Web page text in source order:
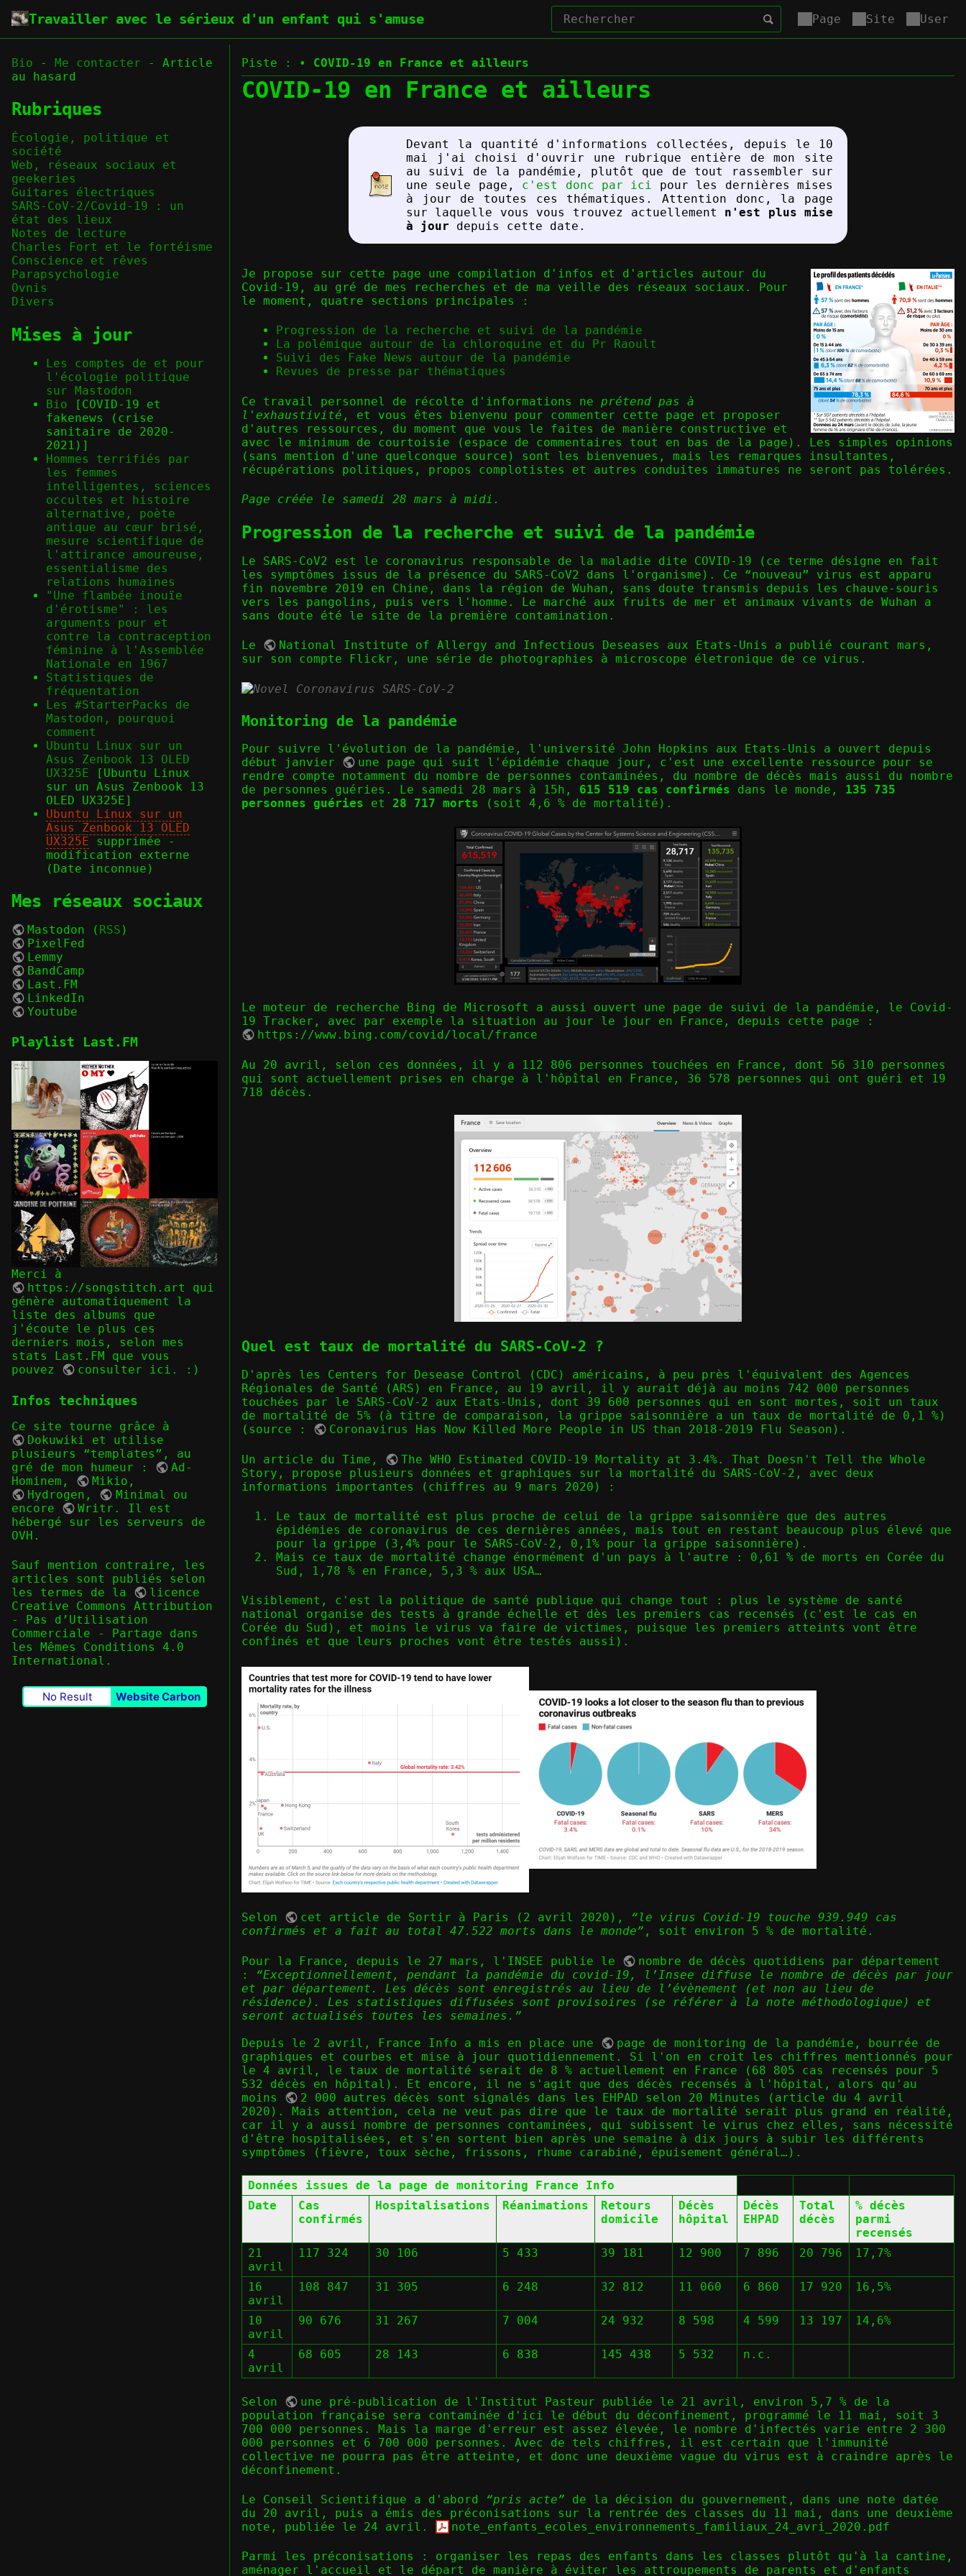
Travailler avec le sérieux d'un enfant qui s'amuse Page Site User
Bio - Me contacter - Article
au hasard
Rubriques
Écologie, politique et
société
Web, réseaux sociaux et
geekeries
Guitares électriques
SARS-CoV-2/Covid-19 : un
état des lieux
Notes de lecture
Charles Fort et le fortéisme
Conscience et rêves
Parapsychologie
Ovnis
Divers
Mises à jour
Les comptes de et pour
l'écologie politique
sur Mastodon
Bio [COVID-19 et
fakenews (crise
sanitaire de 2020-
2021)]
Hommes terrifiés par
les femmes
intelligentes, sciences
occultes et histoire
alternative, poète
antique au cœur brisé,
mesure scientifique de
l'attirance amoureuse,
essentialisme des
relations humaines
"Une flambée inouïe
d'érotisme" : les
arguments pour et
contre la contraception
féminine à l'Assemblée
Nationale en 1967
Statistiques de
fréquentation
Les #StarterPacks de
Mastodon, pourquoi
comment
Ubuntu Linux sur un
Asus Zenbook 13 OLED
UX325E [Ubuntu Linux
sur un Asus Zenbook 13
OLED UX325E]
Ubuntu Linux sur un
Asus Zenbook 13 OLED
UX325E supprimée -
modification externe
(Date inconnue)
Mes réseaux sociaux
Mastodon ( RSS )
PixelFed
Lemmy
BandCamp
Last.FM
LinkedIn
Youtube
Playlist Last.FM
Merci à
https://songstitch.art
qui
génère automatiquement la
liste des albums que
j'écoute le plus ces
derniers mois, selon mes
stats Last.FM que vous
pouvez
consulter ici . :)
Infos techniques
Ce site tourne grâce à
Dokuwiki
et utilise
plusieurs “templates”, au
gré de mon humeur :
Ad-
Hominem , Mikio ,
Hydrogen , Minimal
ou
encore
Writr . Il est
hébergé sur les serveurs de
OVH.
Sauf mention contraire, les
articles sont publiés selon
les termes de la
licence
Creative Commons Attribution
- Pas d’Utilisation
Commerciale - Partage dans
les Mêmes Conditions 4.0
International .
No Result Website Carbon
Piste : • COVID-19 en France et ailleurs
COVID-19 en France et ailleurs
Devant la quantité d'informations collectées, depuis le 10
mai j'ai choisi d'ouvrir une rubrique entière de mon site
au suivi de la pandémie, plutôt que de tout rassembler sur
une seule page, c'est donc par ici pour les dernières mises
à jour de toutes ces thématiques. Attention donc, la page
sur laquelle vous vous trouvez actuellement n'est plus mise
à jour depuis cette date.
Je propose sur cette page une compilation d'infos et d'articles autour du
Covid-19, au gré de mes recherches et de ma veille des réseaux sociaux. Pour
le moment, quatre sections principales :
Progression de la recherche et suivi de la pandémie
La polémique autour de la chloroquine et du Pr Raoult
Suivi des Fake News autour de la pandémie
Revues de presse par thématiques
Ce travail personnel de récolte d'informations ne prétend pas à
l'exhaustivité , et vous êtes bienvenu pour commenter cette page et proposer
d'autres ressources, du moment que vous le faites de manière constructive et
avec le minimum de courtoisie (espace de commentaires tout en bas de la page). Les simples opinions
(sans mention d'une quelconque source) sont les bienvenues, mais les remarques insultantes,
récupérations politiques, propos complotistes et autres conduites immatures ne seront pas tolérées.
Page créée le samedi 28 mars à midi.
Progression de la recherche et suivi de la pandémie
Le SARS-CoV2 est le coronavirus responsable de la maladie dite COVID-19 (ce terme désigne en fait
les symptômes issus de la présence du SARS-CoV2 dans l'organisme). Ce “nouveau” virus est apparu
fin novembre 2019 en Chine, dans la région de Wuhan, sans doute transmis depuis les chauve-souris
vers les pangolins, puis vers l'homme. Le marché aux fruits de mer et animaux vivants de Wuhan a
sans doute été le site de la première contamination.
Le National Institute of Allergy and Infectious Deseases
aux Etats-Unis a publié courant mars,
sur son compte Flickr, une série de photographies à microscope életronique de ce virus.
Monitoring de la pandémie
Pour suivre l'évolution de la pandémie, l'université John Hopkins aux Etats-Unis a ouvert depuis
début janvier
une page qui suit l'épidémie chaque jour , c'est une excellente ressource pour se
rendre compte notamment du nombre de personnes contaminées, du nombre de décès mais aussi du nombre
de personnes guéries. Le samedi 28 mars à 15h, 615 519 cas confirmés dans le monde, 135 735
personnes guéries et 28 717 morts (soit 4,6 % de mortalité).
Le moteur de recherche Bing de Microsoft a aussi ouvert une page de suivi de la pandémie, le Covid-
19 Tracker, avec par exemple la situation au jour le jour en France, depuis cette page :
https://www.bing.com/covid/local/france
Au 20 avril, selon ces données, il y a 112 806 personnes touchées en France, dont 56 310 personnes
qui sont actuellement prises en charge à l'hôpîtal en France, 36 578 personnes qui ont guéri et 19
718 décès.
Quel est taux de mortalité du SARS-CoV-2 ?
D'après les Centers for Desease Control (CDC) américains, à peu près l'équivalent des Agences
Régionales de Santé (ARS) en France, au 19 avril, il y aurait déjà au moins 742 000 personnes
touchées par le SARS-CoV-2 aux Etats-Unis, dont 39 600 personnes qui en sont mortes, soit un taux
de mortalité de 5% (à titre de comparaison, la grippe saisonnière a un taux de mortalité de 0,1 %)
(source :
Coronavirus Has Now Killed More People in US than 2018-2019 Flu Season ).
Un article du Time,
The WHO Estimated COVID-19 Mortality at 3.4%. That Doesn't Tell the Whole
Story , propose plusieurs données et graphiques sur la mortalité du SARS-CoV-2, avec deux
informations importantes (chiffres au 9 mars 2020) :
Le taux de mortalité est plus proche de celui de la grippe saisonnière que des autres
épidémies de coronavirus de ces dernières années, mais tout en restant beaucoup plus élevé que
pour la grippe (3,4% pour le SARS-CoV-2, 0,1% pour la grippe saisonnière).
Mais ce taux de mortalité change énormément d'un pays à l'autre : 0,61 % de morts en Corée du
Sud, 1,78 % en France, 5,3 % aux USA…
Visiblement, c'est la politique de santé publique qui change tout : plus le système de santé
national organise des tests à grande échelle et dès les premiers cas recensés (c'est le cas en
Corée du Sud), et moins le virus va faire de victimes, puisque les premiers atteints vont être
confinés et que leurs proches vont être testés aussi).
Selon cet article de Sortir à Paris (2 avril 2020), “le virus Covid-19 touche 939.949 cas
confirmés et a fait au total 47.522 morts dans le monde” , soit environ 5 % de mortalité.
Pour la France, depuis le 27 mars, l'INSEE publie le
nombre de décès quotidiens par département
:
“Exceptionnellement, pendant la pandémie du covid-19, l’Insee diffuse le nombre de décès par jour
et par département. Les décès sont enregistrés au lieu de l’évènement (et non au lieu de
résidence). Les statistiques diffusées sont provisoires (se référer à la note méthodologique) et
seront actualisés toutes les semaines.”
Depuis le 2 avril, France Info a mis en place une
page de monitoring de la pandémie , bourrée de
graphiques et courbes et mise à jour quotidiennement. Si l'on en croit les chiffres mentionnés pour
le 4 avril, le taux de mortalité serait de 8 % actuellement en France (68 805 cas recensés pour 5
532 décès en hôpital). Et encore, il ne s'agit que des décès recensés à l'hôpital, alors qu'au
moins
2 000 autres décès sont signalés dans les EHPAD selon 20 Minutes (article du 4 avril
2020). Mais attention, cela ne veut pas dire que le taux de mortalité serait plus grand en réalité,
car il y a aussi nombre de personnes contaminées, qui subissent le virus chez elles, sans nécessité
d'être hospitalisées, et s'en sortent bien après une semaine à dix jours à subir les différents
symptômes (fièvre, toux sèche, frissons, rhume carabiné, épuisement général…).
Données issues de la page de monitoring France Info
Date
Cas
confirmés
Hospitalisations Réanimations
Retours
domicile
Décès
hôpital
Décès
EHPAD
Total
décès
% décès
parmi
recensés
21
avril
117 324 30 106 5 433 39 181 12 900 7 896 20 796 17,7%
16
avril
108 847 31 305 6 248 32 812 11 060 6 860 17 920 16,5%
10
avril
90 676 31 267 7 004 24 932 8 598 4 599 13 197 14,6%
4
avril
68 605 28 143 6 838 145 438 5 532 n.c.
Selon une pré-publication de l'Institut Pasteur publiée le 21 avril, environ 5,7 % de la
population française sera contaminée d'ici le début du déconfinement, programmé le 11 mai, soit 3
700 000 personnes. Mais la marge d'erreur est assez élevée, le nombre d'infectés varie entre 2 300
000 personnes et 6 700 000 personnes. Avec de tels chiffres, il est certain que l'immunité
collective ne pourra pas être atteinte, et donc une deuxième vague du virus est à craindre après le
déconfinement.
Le Conseil Scientifique a d'abord “pris acte” de la décision du gouvernement, dans une note datée
du 20 avril, puis a émis des préconisations sur la rentrée des classes du 11 mai, dans une deuxième
note, publiée le 24 avril.
note_enfants_ecoles_environnements_familiaux_24_avri_2020.pdf
Parmi les préconisations : organiser les repas des enfants dans les classes plutôt qu'à la cantine,
aménager l'accueil et le départ de manière à éviter les attroupements de parents et d'enfants